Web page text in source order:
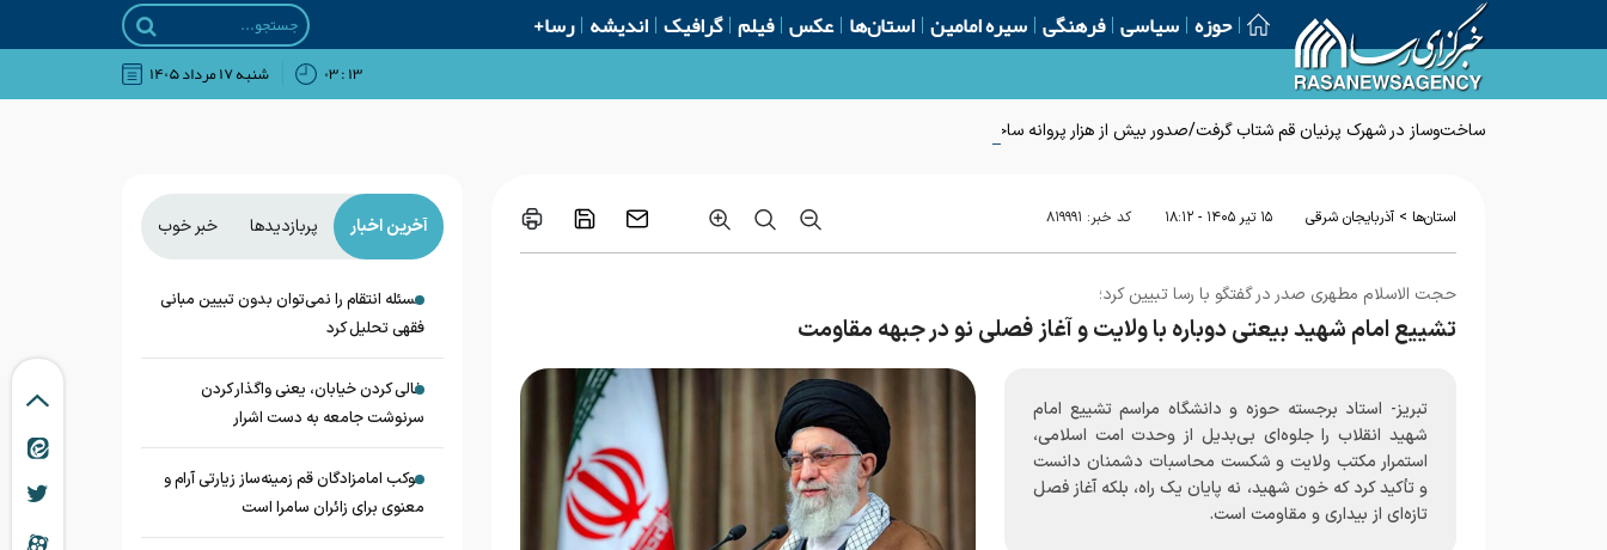
حوزه سیاسی فرهنگی سیره امامین استان‌ها عکس فیلم گرافیک اندیشه رسا+
۱۳ : ۰۳ شنبه ۱۷ مرداد ۱۴۰۵
ساخت‌وساز در شهرک پرنیان قم شتاب گرفت/صدور بیش از هزار پروانه ساخت از ابتدای سال
استان‌ها > آذربایجان شرقی ۱۵ تير ۱۴۰۵ - ۱۸:۱۲ کد خبر: ۸۱۹۹۹۱
حجت الاسلام مطهری صدر در گفتگو با رسا تبیین کرد؛
تشییع امام شهید بیعتی دوباره با ولایت و آغاز فصلی نو در جبهه مقاومت
تبریز- استاد برجسته حوزه و دانشگاه مراسم تشییع امام
شهید انقلاب را جلوه‌ای بی‌بدیل از وحدت امت اسلامی،
استمرار مکتب ولایت و شکست محاسبات دشمنان دانست
و تأکید کرد که خون شهید، نه پایان یک راه، بلکه آغاز فصل
تازه‌ای از بیداری و مقاومت است.
آخرین اخبار پربازدیدها خبر خوب
مسئله انتقام را نمی‌توان بدون تبیین مبانی
فقهی تحلیل کرد
خالی کردن خیابان، یعنی واگذار کردن
سرنوشت جامعه به دست اشرار
موکب امامزادگان قم زمینه‌ساز زیارتی آرام و
معنوی برای زائران سامرا است